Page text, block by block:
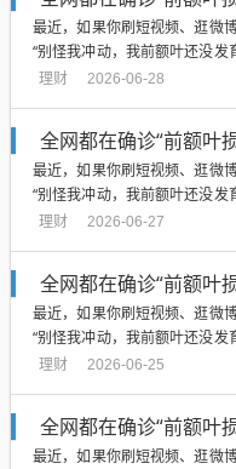
最近，如果你刷短视频、逛微
“别怪我冲动，我前额叶还没发
薪休假。”“建议把前额叶纳入
理财 2026-06-28
全网都在确诊“前额叶
最近，如果你刷短视频、逛微
“别怪我冲动，我前额叶还没发
薪休假。”“建议把前额叶纳入
理财 2026-06-27
全网都在确诊“前额叶
最近，如果你刷短视频、逛微
“别怪我冲动，我前额叶还没发
薪休假。”“建议把前额叶纳入
理财 2026-06-25
全网都在确诊“前额叶
最近，如果你刷短视频、逛微